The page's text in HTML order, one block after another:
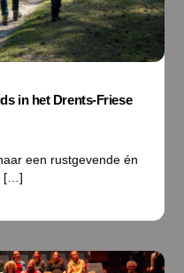
in het Drents-Friese
een rustgevende én
[…]